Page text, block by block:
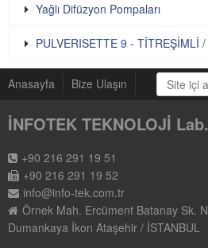
Yağlı Difüzyon Pompaları
PULVERISETTE 9 - TİTREŞİMLİ
Anasayfa Bize Ulaşın
İNFOTEK TEKNOLOJİ
+90 216 291 19 51
+90 216 291 19 52
info@info-tek.com.tr
Örnek Mah. Ercüment Batanay Sk.
Dumankaya İkon Ataşehir / İSTANBUL